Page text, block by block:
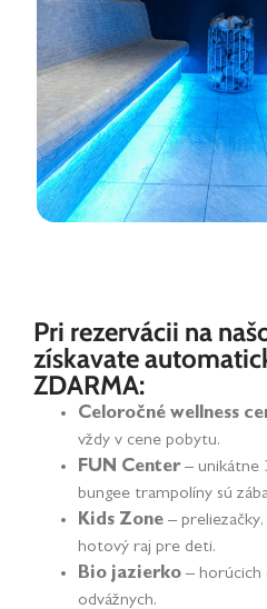
Pri rezervácii na
získavate
ZDARMA:
Celoročné wellness
vždy v cene pobytu.
FUN Center – unikátne
bungee trampolíny sú
Kids Zone –
hotový raj pre deti.
Bio jazierko – horúcich
odvážnych.